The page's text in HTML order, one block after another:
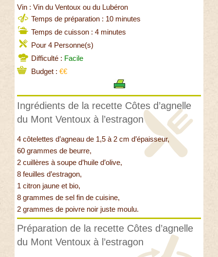
Vin : Vin du Ventoux ou du Lubéron
Temps de préparation : 10 minutes
Temps de cuisson : 4 minutes
Pour 4 Personne(s)
Difficulté : Facile
Budget : €€
Ingrédients de la recette Côtes d’agnelle
du Mont Ventoux à l’estragon
4 côtelettes d’agneau de 1,5 à 2 cm d’épaisseur,
60 grammes de beurre,
2 cuillères à soupe d’huile d’olive,
8 feuilles d’estragon,
1 citron jaune et bio,
8 grammes de sel fin de cuisine,
2 grammes de poivre noir juste moulu.
Préparation de la recette Côtes d’agnelle
du Mont Ventoux à l’estragon